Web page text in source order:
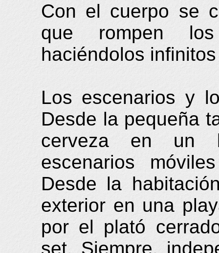
Con el cuerpo se
que rompen
haciéndolos
Los escenarios y
Desde la pequeña
cerveza en un
escenarios
Desde la
exterior en una
por el plató
set. Siempre,